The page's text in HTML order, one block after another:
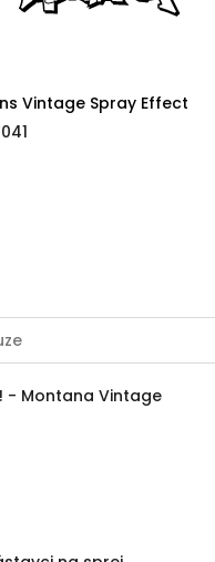
Vintage Spray Effect
- Montana Vintage